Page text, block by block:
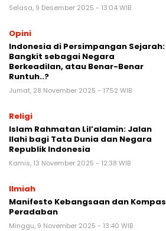
Selasa, 9 Desember 2025 - 13:04 WIB
Opini
Indonesia di Persimpangan Sejarah:
Bangkit sebagai Negara
Berkeadilan, atau Benar-Benar
Runtuh..?
Jumat, 28 November 2025 - 17:52 WIB
Religi
Islam Rahmatan Lil’alamin: Jalan
Ilahi bagi Tata Dunia dan Negara
Republik Indonesia
Kamis, 13 November 2025 - 12:38 WIB
Ilmiah
Manifesto Kebangsaan dan Kompas
Peradaban
Minggu, 9 November 2025 - 13:40 WIB